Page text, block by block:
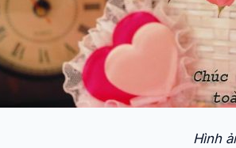
Hình